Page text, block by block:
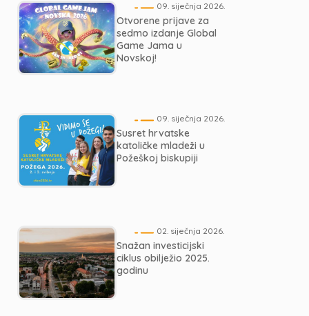
09. siječnja 2026.
Otvorene prijave za
sedmo izdanje Global
Game Jama u
Novskoj!
09. siječnja 2026.
Susret hrvatske
katoličke mladeži u
Požeškoj biskupiji
02. siječnja 2026.
Snažan investicijski
ciklus obilježio 2025.
godinu